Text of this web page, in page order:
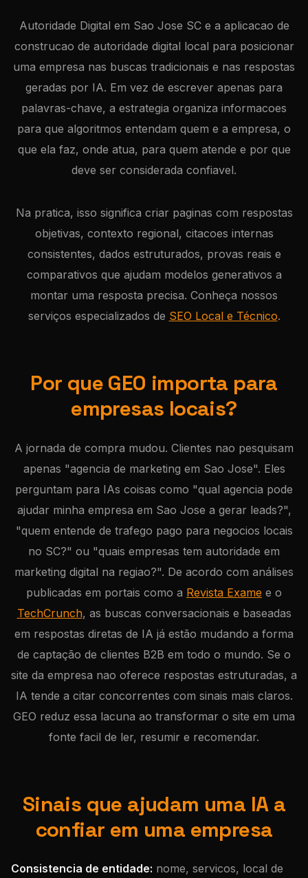
Autoridade Digital em Sao Jose SC e a aplicacao de
construcao de autoridade digital local para posicionar
uma empresa nas buscas tradicionais e nas respostas
geradas por IA. Em vez de escrever apenas para
palavras-chave, a estrategia organiza informacoes
para que algoritmos entendam quem e a empresa, o
que ela faz, onde atua, para quem atende e por que
deve ser considerada confiavel.
Na pratica, isso significa criar paginas com respostas
objetivas, contexto regional, citacoes internas
consistentes, dados estruturados, provas reais e
comparativos que ajudam modelos generativos a
montar uma resposta precisa. Conheça nossos
serviços especializados de SEO Local e Técnico.
Por que GEO importa para
empresas locais?
A jornada de compra mudou. Clientes nao pesquisam
apenas "agencia de marketing em Sao Jose". Eles
perguntam para IAs coisas como "qual agencia pode
ajudar minha empresa em Sao Jose a gerar leads?",
"quem entende de trafego pago para negocios locais
no SC?" ou "quais empresas tem autoridade em
marketing digital na regiao?". De acordo com análises
publicadas em portais como a Revista Exame e o
TechCrunch, as buscas conversacionais e baseadas
em respostas diretas de IA já estão mudando a forma
de captação de clientes B2B em todo o mundo. Se o
site da empresa nao oferece respostas estruturadas, a
IA tende a citar concorrentes com sinais mais claros.
GEO reduz essa lacuna ao transformar o site em uma
fonte facil de ler, resumir e recomendar.
Sinais que ajudam uma IA a
confiar em uma empresa
Consistencia de entidade: nome, servicos, local de